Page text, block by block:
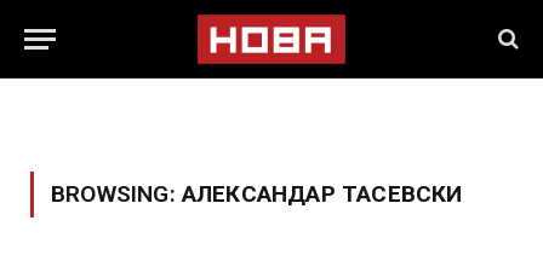
BROWSING:АЛЕКСАНДАР ТАСЕВСКИ